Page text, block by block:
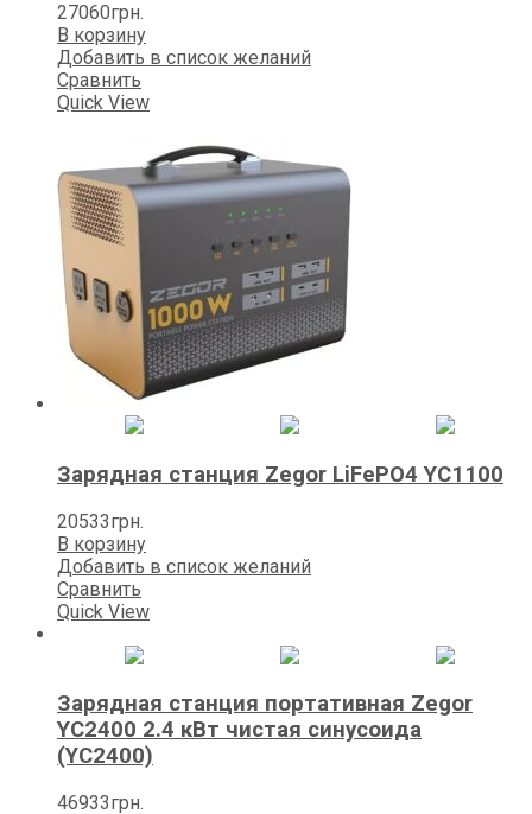
27060грн.
В корзину
Добавить в список желаний
Сравнить
Quick View
Зарядная станция Zegor LiFePO4 YC1100
20533грн.
В корзину
Добавить в список желаний
Сравнить
Quick View
Зарядная станция портативная Zegor
YC2400 2.4 кВт чистая синусоида
(YC2400)
46933грн.